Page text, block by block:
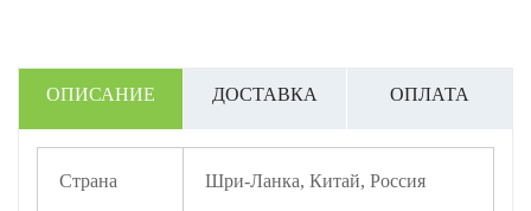
ОПИСАНИЕ ДОСТАВКА ОПЛАТА
Страна Шри-Ланка, Китай, Россия